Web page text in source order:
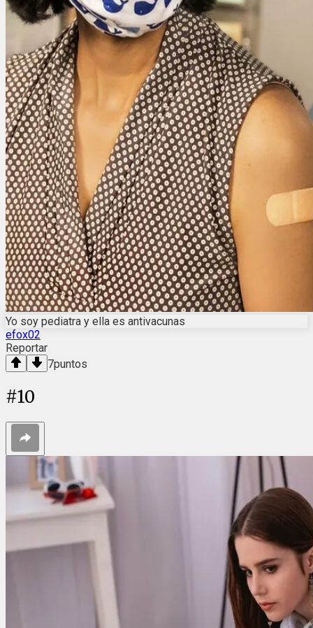
Yo soy pediatra y ella es antivacunas
efox02
Reportar
7puntos
#10